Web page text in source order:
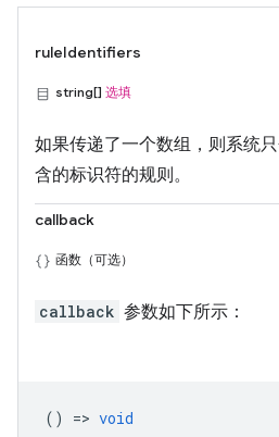
ruleIdentifiers
string[] 选填
如果传递了一个数组，则系统
含的标识符的规则。
callback
函数（可选）
callback 参数如下所示：
() => void